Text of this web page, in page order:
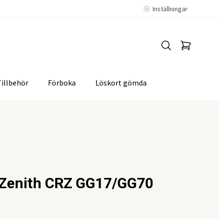
Inställningar
Förboka Löskort gömda
CRZ GG17/GG70